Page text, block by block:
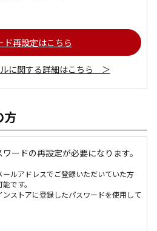
ド再設定はこちら
に関する詳細はこちら ＞
方
ードの再設定が必要になります。
ルアドレスでご登録いただいていた方
です。
ンストアに登録したパスワードを使用して